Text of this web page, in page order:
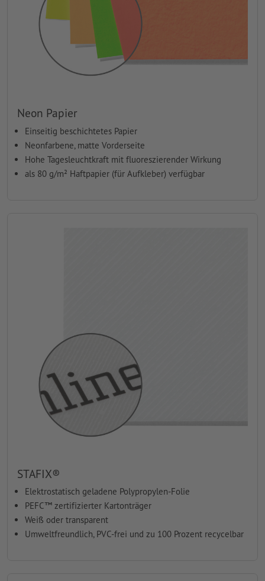
Neon Papier
Einseitig beschichtetes Papier
Neonfarbene, matte Vorderseite
Hohe Tagesleuchtkraft mit fluoreszierender Wirkung
als 80 g/m² Haftpapier (für Aufkleber) verfügbar
STAFIX®
Elektrostatisch geladene Polypropylen-Folie
PEFC™ zertifizierter Kartonträger
Weiß oder transparent
Umweltfreundlich, PVC-frei und zu 100 Prozent recycelbar